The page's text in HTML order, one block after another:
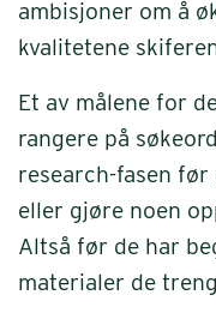
ambisjoner om å
kvalitetene
Et av målene for
rangere på
research-fasen
eller gjøre noen
Altså før de har
materialer de